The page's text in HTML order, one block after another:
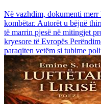
Në vazhdim, dokumenti merr
kombëtar. Autorët u bëjnë
të marrin pjesë në mitingjet
kryesore të Evropës
paraqiten vetëm si tubime